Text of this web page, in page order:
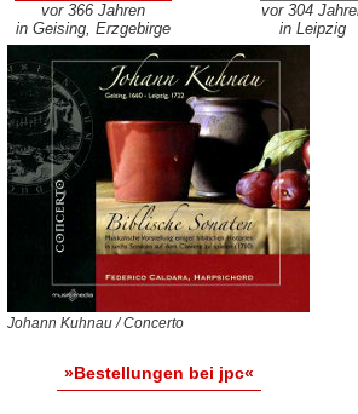
vor 366 Jahren
in Geising, Erzgebirge
vor 304
in Leipzig
Johann Kuhnau / Concerto
»Bestellungen bei jpc«